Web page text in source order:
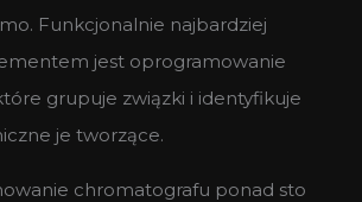
Funkcjonalnie najbardziej
jest oprogramowanie
grupuje związki i identyfikuje
je tworzące.
chromatografu ponad sto